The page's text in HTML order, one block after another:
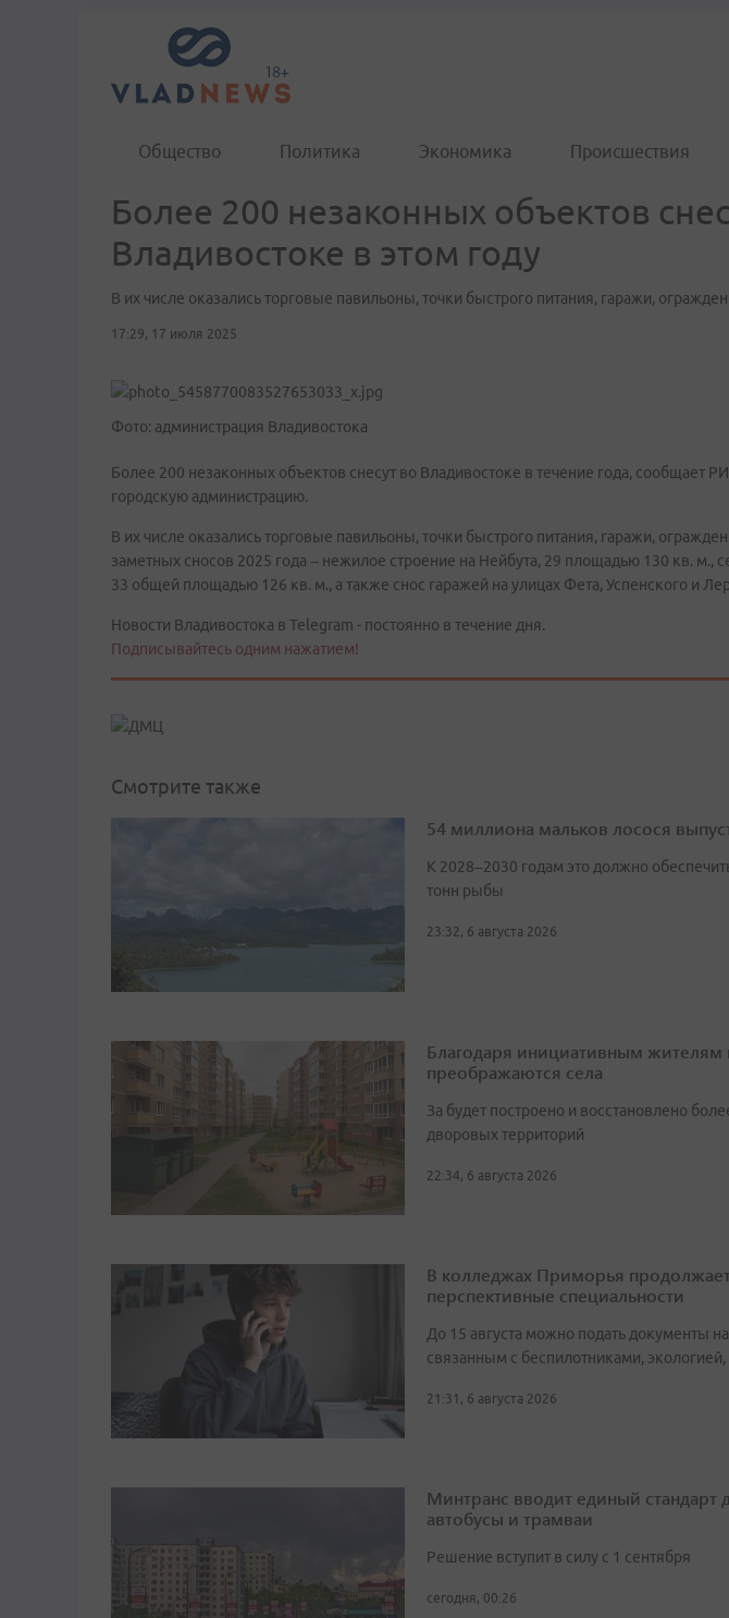
Общество Политика Экономика Происшествия
Более 200 незаконных объектов
Владивостоке в этом году
В их числе оказались торговые павильоны, точки быстрого питания, гаражи,
17:29, 17 июля 2025
Фото: администрация Владивостока
Более 200 незаконных объектов снесут во Владивостоке в течение года, сообщает
городскую администрацию.
В их числе оказались торговые павильоны, точки быстрого питания, гаражи,
заметных сносов 2025 года – нежилое строение на Нейбута, 29 площадью 130 кв. м.,
33 общей площадью 126 кв. м., а также снос гаражей на улицах Фета, Успенского и
Новости Владивостока в Telegram - постоянно в течение дня.
Подписывайтесь одним нажатием!
Смотрите также
54 миллиона мальков лосося
К 2028–2030 годам это должно
тонн рыбы
23:32, 6 августа 2026
Благодаря инициативным
преображаются села
За будет построено и восстановлено
дворовых территорий
22:34, 6 августа 2026
В колледжах Приморья
перспективные специальности
До 15 августа можно подать документы
связанным с беспилотниками,
21:31, 6 августа 2026
Минтранс вводит единый стандарт
автобусы и трамваи
Решение вступит в силу с 1 сентября
сегодня, 00:26